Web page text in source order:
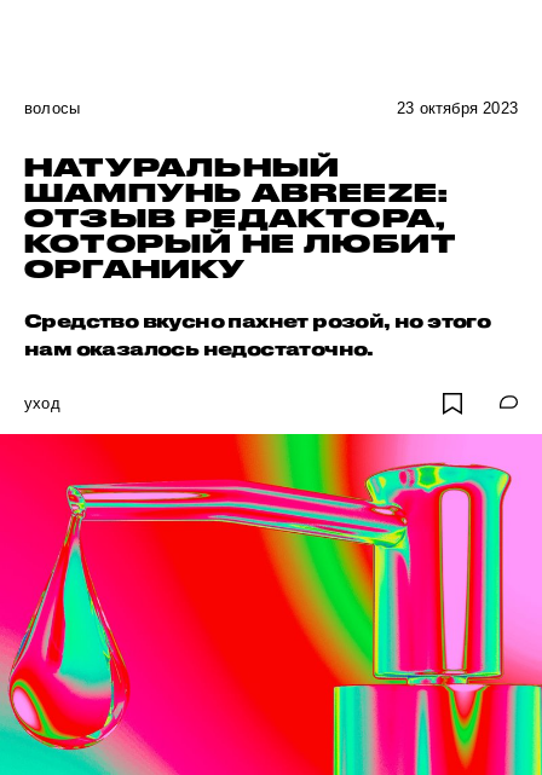
волосы 23 октября 2023
НАТУРАЛЬНЫЙ
ШАМПУНЬ ABREEZE:
ОТЗЫВ РЕДАКТОРА,
КОТОРЫЙ НЕ ЛЮБИТ
ОРГАНИКУ
Средство вкусно пахнет розой, но этого
нам оказалось недостаточно.
уход